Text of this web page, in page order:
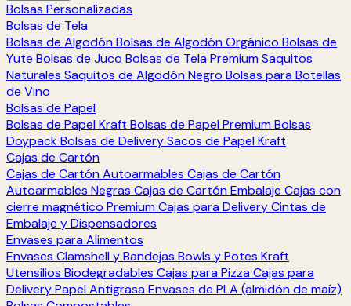
Bolsas Personalizadas
Bolsas de Tela
Bolsas de Algodón Bolsas de Algodón Orgánico Bolsas de
Yute Bolsas de Juco Bolsas de Tela Premium Saquitos
Naturales Saquitos de Algodón Negro Bolsas para Botellas
de Vino
Bolsas de Papel
Bolsas de Papel Kraft Bolsas de Papel Premium Bolsas
DoypackBolsas de DeliverySacos de Papel Kraft
Cajas de Cartón
Cajas de Cartón Autoarmables Cajas de Cartón
Autoarmables Negras Cajas de Cartón Embalaje Cajas con
cierre magnético Premium Cajas para DeliveryCintas de
Embalaje y Dispensadores
Envases para Alimentos
Envases Clamshell y Bandejas Bowls y Potes Kraft
Utensilios Biodegradables Cajas para Pizza Cajas para
DeliveryPapel Antigrasa Envases de PLA (almidón de maíz)